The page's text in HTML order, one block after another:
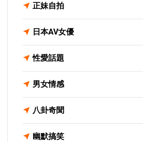
正妹自拍
日本AV女優
性愛話題
男女情感
八卦奇聞
幽默搞笑